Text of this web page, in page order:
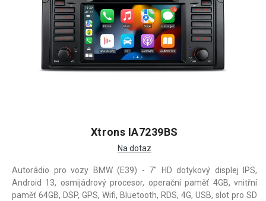
Xtrons IA7239BS
Na dotaz
Autorádio pro vozy BMW (E39) - 7" HD dotykový displej IPS,
Android 13, osmijádrový procesor, operační paměť 4GB, vnitřní
paměť 64GB, DSP, GPS, Wifi, Bluetooth, RDS, 4G, USB, slot pro SD